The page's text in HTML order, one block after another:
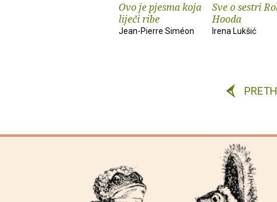
Ovo je pjesma koja
liječi ribe
Jean-Pierre Siméon
Sve o sestri
Hooda
Irena Lukšić